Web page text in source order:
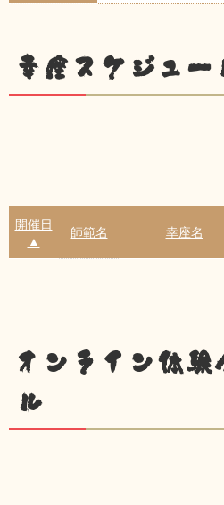
幸座スケジュー
開催日
▲
師範名 幸座名
オンライン体
ル